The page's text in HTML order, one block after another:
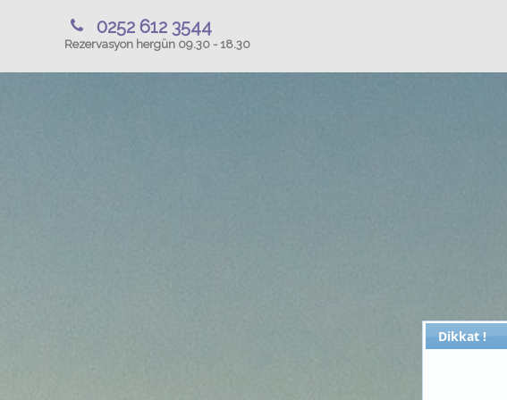
0252 612 3544
Rezervasyon hergün 09.30 - 18.30
Dikkat !